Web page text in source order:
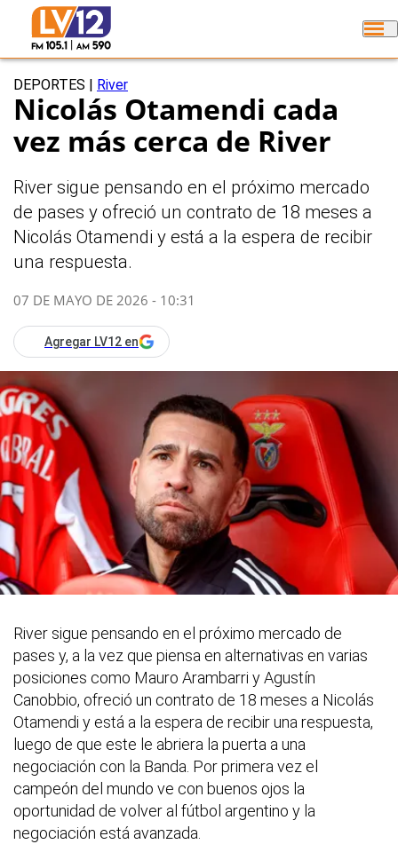
DEPORTES River
Nicolás Otamendi cada
vez más cerca de River
River sigue pensando en el próximo mercado
de pases y ofreció un contrato de 18 meses a
Nicolás Otamendi y está a la espera de recibir
una respuesta.
07 DE MAYO DE 2026 - 10:31
Agregar LV12 en
River sigue pensando en el próximo mercado de
pases y, a la vez que piensa en alternativas en varias
posiciones como Mauro Arambarri y Agustín
Canobbio, ofreció un contrato de 18 meses a Nicolás
Otamendi y está a la espera de recibir una respuesta,
luego de que este le abriera la puerta a una
negociación con la Banda. Por primera vez el
campeón del mundo ve con buenos ojos la
oportunidad de volver al fútbol argentino y la
negociación está avanzada.